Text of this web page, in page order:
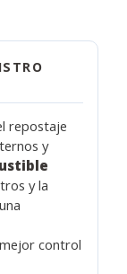
repostaje
y
y la
control